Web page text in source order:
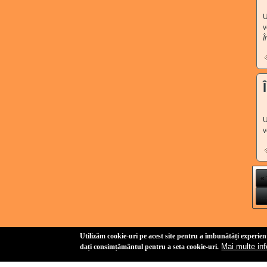
«
…
Utilizăm cookie-uri pe acest site pentru a îmbunătăți
dați consimțământul pentru a seta cookie-uri. Mai multe